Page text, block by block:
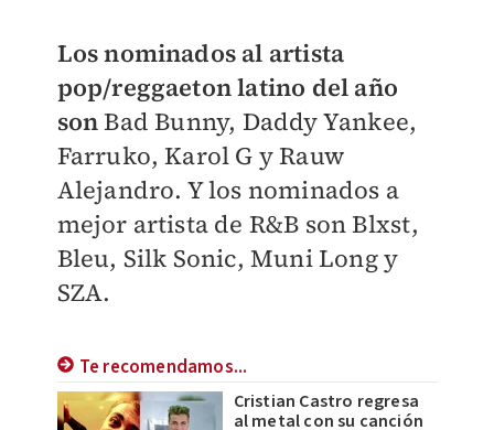
Los nominados al artista
pop/reggaeton latino del año
sonBad Bunny, Daddy Yankee,
Farruko, Karol G y Rauw
Alejandro. Y los nominados a
mejor artista de R&B son Blxst,
Bleu, Silk Sonic, Muni Long y
SZA.
Te recomendamos...
Cristian Castro regresa
al metal con su canción